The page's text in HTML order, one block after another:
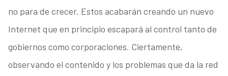
no para de crecer. Estos acabarán creando un nuevo
Internet que en principio escapará al control tanto de
gobiernos como corporaciones. Ciertamente,
observando el contenido y los problemas que da la red